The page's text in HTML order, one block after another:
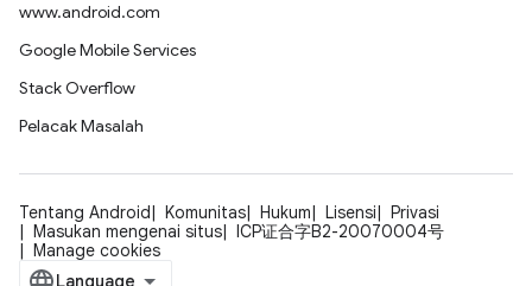
www.android.com
Google Mobile Services
Stack Overflow
Pelacak Masalah
Tentang Android Komunitas Hukum Lisensi
Privasi
Masukan mengenai situs
ICP证合字B2-20070004号
Manage cookies